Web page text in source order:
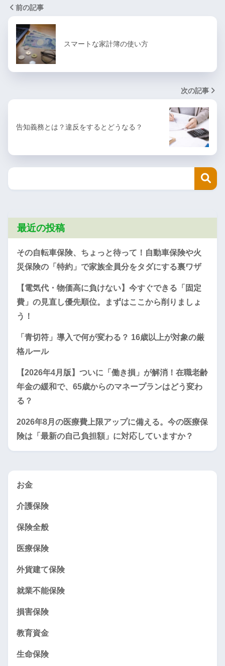
前の記事
スマートな家計簿の使い方
次の記事
告知義務とは？違反をするとどうなる？
最近の投稿
その自転車保険、ちょっと待って！自動車保険や火
災保険の「特約」で家族全員分をタダにする裏ワザ
【電気代・物価高に負けない】今すぐできる「固定
費」の見直し優先順位。まずはここから削りましょ
う！
「青切符」導入で何が変わる？ 16歳以上が対象の厳
格ルール
【2026年4月版】ついに「働き損」が解消！在職老齢
年金の緩和で、65歳からのマネープランはどう変わ
る？
2026年8月の医療費上限アップに備える。今の医療保
険は「最新の自己負担額」に対応していますか？
お金
介護保険
保険全般
医療保険
外貨建て保険
就業不能保険
損害保険
教育資金
生命保険